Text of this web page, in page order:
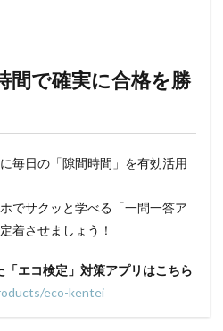
間で確実に合格を勝
毎日の「隙間時間」を有効活用
でサクッと学べる「一問一答ア
着させましょう！
エコ検定」対策アプリはこちら
eco-kentei